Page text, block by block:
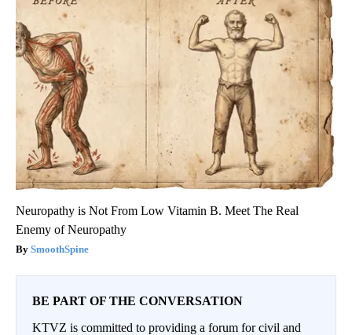
Neuropathy is Not From Low Vitamin B. Meet The Real
Enemy of Neuropathy
SmoothSpine
BE PART OF THE CONVERSATION
KTVZ is committed to providing a forum for civil and